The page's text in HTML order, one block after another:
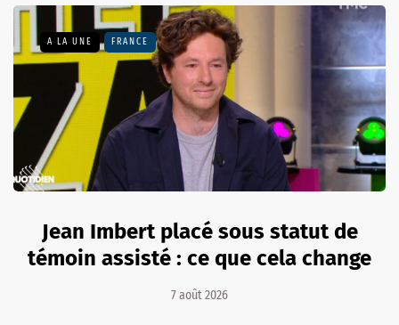
A LA UNE FRANCE
Jean Imbert placé sous statut de
témoin assisté : ce que cela change
7 août 2026